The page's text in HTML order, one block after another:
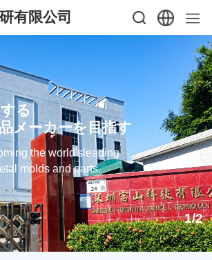
有限公司
る
メーカーを目指す
the world'sleading
molds and parts.
1/2